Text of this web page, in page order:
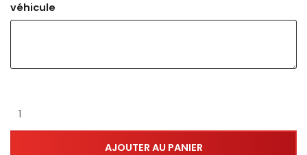
véhicule
AJOUTER AU PANIER